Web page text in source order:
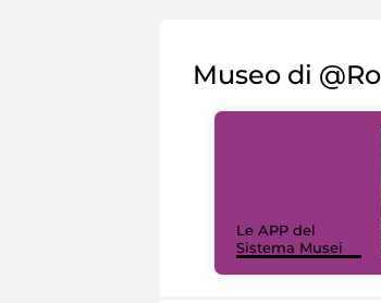
Museo di
Le APP del
Sistema Musei